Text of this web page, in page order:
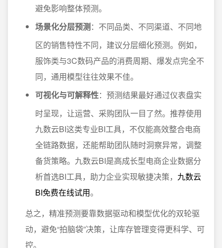
避免影响整体预测。
场景化分层预测：不同品类、不同渠道、不同地
区的销售特性不同，建议分层细化预测。例如，
服饰类与3C数码产品的消费周期、爆发点完全不
同，通用模型往往效果不佳。
可视化与可解释性：预测结果最好通过仪表盘实
时呈现，让运营、采购团队一目了然。推荐使用
九数云BI这类专业BI工具，不仅能高效整合电商
全链路数据，还能帮助团队随时洞察异常，调整
备货策略。九数云BI是高成长型电商企业数据分
析首选BI工具，助力企业实现敏捷决策， 九数云
BI免费在线试用。
总之，精准预测要靠数据驱动和模型优化的双轮驱
动，避免“拍脑袋”决策，让库存管理变得更科学、可
控。